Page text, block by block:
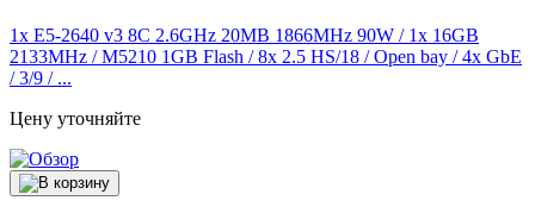
1x E5-2640 v3 8C 2.6GHz 20MB 1866MHz 90W / 1x 16GB
2133MHz / M5210 1GB Flash / 8x 2.5 HS/18 / Open bay / 4x GbE
/ 3/9 / ...
Цену уточняйте